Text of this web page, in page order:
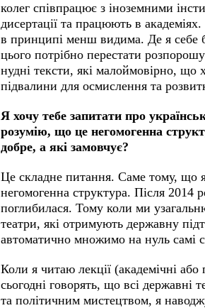
колег співпрацює з іноземними
дисертації та працюють в
в принципі менш видима. Де я себе
цього потрібно перестати
нудні тексти, які малоймовірно, що
підвалини для осмислення та
Я хочу тебе запитати про
розумію, що це негомогенна
добре, а які замовчує?
Це складне питання. Саме тому, що
негомогенна структура. Після 2014
поглибилася. Тому коли ми
театри, які отримують державну
автоматично множимо на нуль
Коли я читаю лекції (академічні
сьогодні говорять, що всі державні
та політичним мистецтвом, я